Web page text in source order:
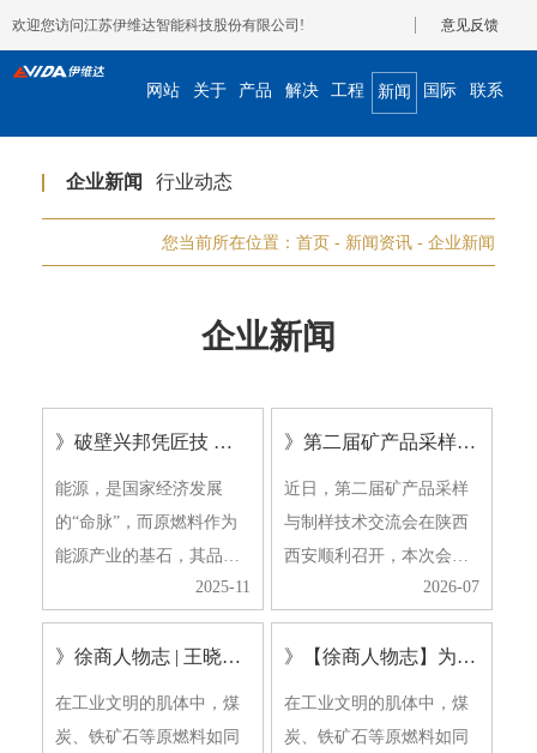
欢迎您访问江苏伊维达智能科技股份有限公司! 意见反馈
网站 关于 产品 解决 工程 新闻 国际 联系
企业新闻 行业动态
您当前所在位置： 首页 - 新闻资讯 - 企业新闻
企业新闻
》破壁兴邦凭匠技 领航兴业靠初心
能源，是国家经济发展
的“命脉”，而原燃料作为
能源产业的基石，其品质
检测直接关系到资源利用
效率、产业安全与可持续
发展大局。从宋代“石炭冶
铁”的手工业雏形，到如今
全球第一的煤炭、钢铁产
2025-11
》第二届矿产品采样与制样技术交流会顺利召开
近日，第二届矿产品采样
与制样技术交流会在陕西
西安顺利召开，本次会议
聚焦矿产品采样制样技术
创新与行业发展趋势，汇
聚了众多行业专家、企业
代表及科研院校人员，共
探行业高质量发展新路
2026-07
》徐商人物志 | 王晓强：为“工业粮食”检测装上“中国芯”
在工业文明的肌体中，煤
炭、铁矿石等原燃料如同
》【徐商人物志】为“工业粮食”检测装上“中国芯”——记江苏伊维达智能科技股份有限公司董事长王晓强
在工业文明的肌体中，煤
炭、铁矿石等原燃料如同